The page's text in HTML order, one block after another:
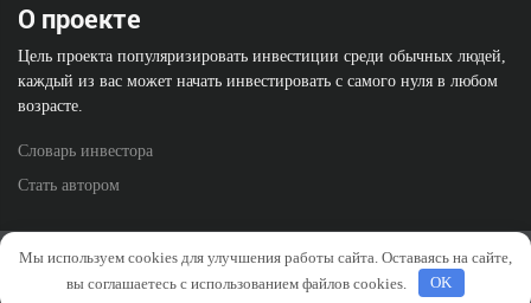
О проекте
Цель проекта популяризировать инвестиции среди обычных людей,
каждый из вас может начать инвестировать с самого нуля в любом
возрасте.
Словарь инвестора
Стать автором
Политика конфиденциальности Отказ от ответственности
Правила перепечатки
Мы используем cookies для улучшения работы сайта. Оставаясь на сайте,
вы соглашаетесь с использованием файлов cookies.
OK